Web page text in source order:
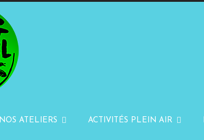
NOS ATELIERS ACTIVITÉS PLEIN AIR